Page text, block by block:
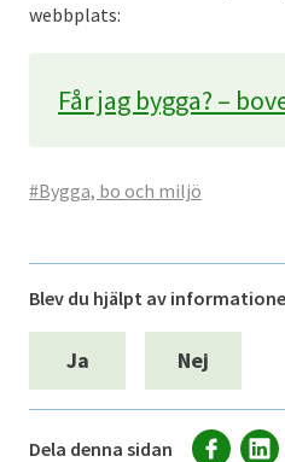
webbplats:
Får jag bygga? –
#Bygga, bo och miljö
Blev du hjälpt av
Ja Nej
Dela denna sidan